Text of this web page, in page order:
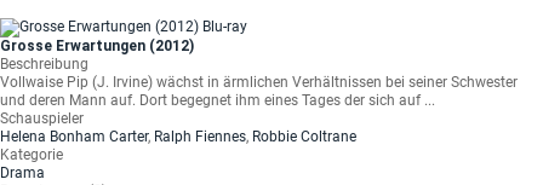
Grosse Erwartungen (2012)
Beschreibung
Vollwaise Pip (J. Irvine) wächst in ärmlichen Verhältnissen bei seiner Schwester
und deren Mann auf. Dort begegnet ihm eines Tages der sich auf ...
Schauspieler
Helena Bonham Carter, Ralph Fiennes, Robbie Coltrane
Kategorie
Drama